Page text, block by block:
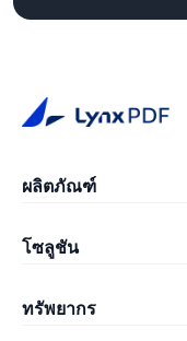
ผลิตภัณฑ์
LynxPDF Web
โซลูชัน
ทรัพยากร